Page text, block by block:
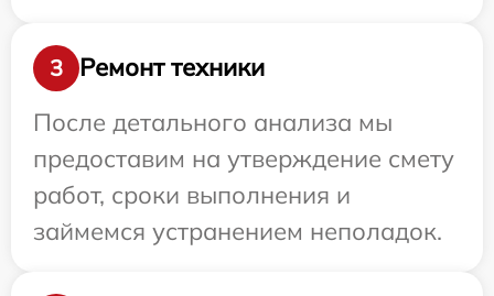
3
Ремонт техники
После детального анализа мы
предоставим на утверждение смету
работ, сроки выполнения и
займемся устранением неполадок.